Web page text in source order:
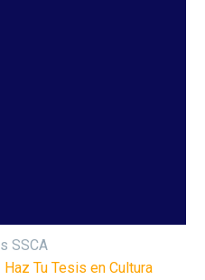
SSCA
Haz Tu Tesis en Cultura